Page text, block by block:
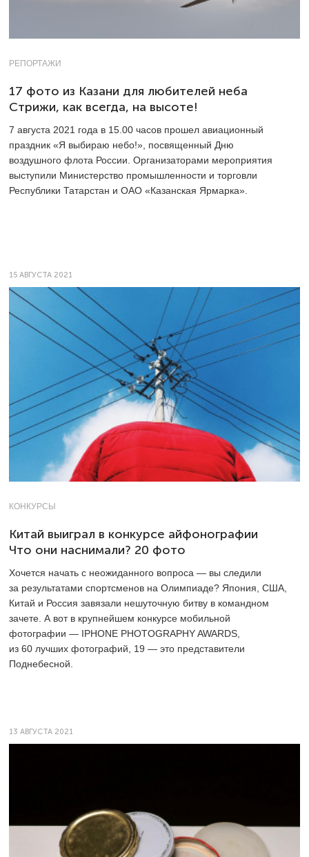
РЕПОРТАЖИ
17 фото из Казани для любителей неба
Стрижи, как всегда, на высоте!
7 августа 2021 года в 15.00 часов прошел авиационный
праздник «Я выбираю небо!», посвященный Дню
воздушного флота России. Организаторами мероприятия
выступили Министерство промышленности и торговли
Республики Татарстан и ОАО «Казанская Ярмарка».
15 АВГУСТА 2021
КОНКУРСЫ
Китай выиграл в конкурсе айфонографии
Что они наснимали? 20 фото
Хочется начать с неожиданного вопроса — вы следили
за результатами спортсменов на Олимпиаде? Япония, США,
Китай и Россия завязали нешуточную битву в командном
зачете. А вот в крупнейшем конкурсе мобильной
фотографии — IPHONE PHOTOGRAPHY AWARDS,
из 60 лучших фотографий, 19 — это представители
Поднебесной.
13 АВГУСТА 2021